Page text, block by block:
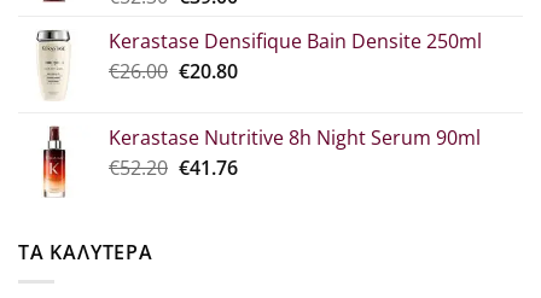
was:
€52.30.
τιμή
είναι:
Kerastase Densifique Bain Densite 250ml
€26.00 Original
€26.00.
€20.80Η
είναι:
€20.80.
Kerastase Nutritive 8h Night Serum 90ml
€52.20 Original
€41.76Η
ΤΑ ΚΑΛΥΤΕΡΑ